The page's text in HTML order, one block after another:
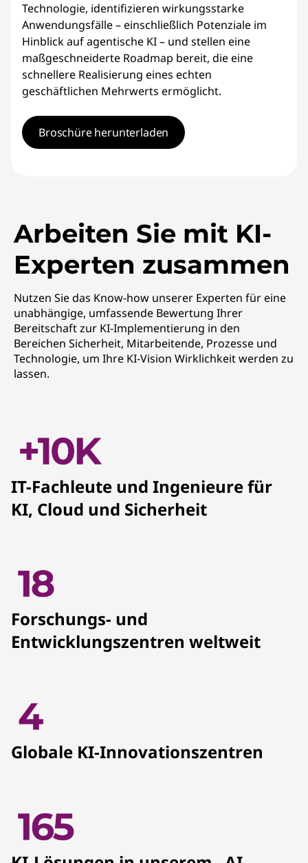
Technologie, identifizieren wirkungsstarke
Anwendungsfälle – einschließlich Potenziale im
Hinblick auf agentische KI – und stellen eine
maßgeschneiderte Roadmap bereit, die eine
schnellere Realisierung eines echten
geschäftlichen Mehrwerts ermöglicht.
Broschüre herunterladen
Arbeiten Sie mit KI-
Experten zusammen
Nutzen Sie das Know-how unserer Experten für eine
unabhängige, umfassende Bewertung Ihrer
Bereitschaft zur KI-Implementierung in den
Bereichen Sicherheit, Mitarbeitende, Prozesse und
Technologie, um Ihre KI-Vision Wirklichkeit werden zu
lassen.
IT-Fachleute und Ingenieure für
KI, Cloud und Sicherheit
Forschungs- und
Entwicklungszentren weltweit
Globale KI-Innovationszentren